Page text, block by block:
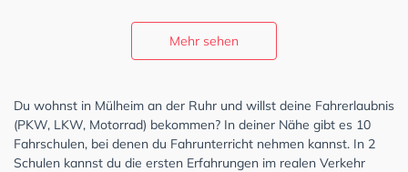
Mehr sehen
Du wohnst in Mülheim an der Ruhr und willst deine Fahrerlaubnis
(PKW, LKW, Motorrad) bekommen? In deiner Nähe gibt es 10
Fahrschulen, bei denen du Fahrunterricht nehmen kannst. In 2
Schulen kannst du die ersten Erfahrungen im realen Verkehr